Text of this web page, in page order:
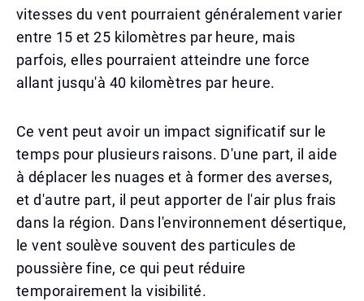
vitesses du vent pourraient généralement varier
entre 15 et 25 kilomètres par heure, mais
parfois, elles pourraient atteindre une force
allant jusqu'à 40 kilomètres par heure.
Ce vent peut avoir un impact significatif sur le
temps pour plusieurs raisons. D'une part, il aide
à déplacer les nuages et à former des averses,
et d'autre part, il peut apporter de l'air plus frais
dans la région. Dans l'environnement désertique,
le vent soulève souvent des particules de
poussière fine, ce qui peut réduire
temporairement la visibilité.